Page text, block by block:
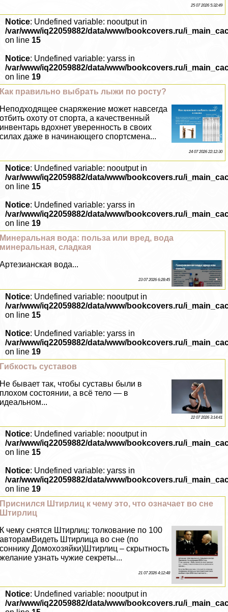
25 07 2026 5:32:49
Notice: Undefined variable: nooutput in
/var/www/iq22059882/data/www/bookcovers.ru/
on line 15
Notice: Undefined variable: yarss in
/var/www/iq22059882/data/www/bookcovers.ru/
on line 19
Как правильно выбрать лыжи по росту?
Неподходящее снаряжение может навсегда
отбить охоту от спорта, а качественный
инвентарь вдохнет уверенность в своих
силах даже в начинающего спортсмена...
24 07 2026 22:12:30
Notice: Undefined variable: nooutput in
/var/www/iq22059882/data/www/bookcovers.ru/
on line 15
Notice: Undefined variable: yarss in
/var/www/iq22059882/data/www/bookcovers.ru/
on line 19
Минеральная вода: польза или вред, вода
минеральная, сладкая
Артезианская вода...
23 07 2026 6:28:45
Notice: Undefined variable: nooutput in
/var/www/iq22059882/data/www/bookcovers.ru/
on line 15
Notice: Undefined variable: yarss in
/var/www/iq22059882/data/www/bookcovers.ru/
on line 19
Гибкость суставов
Не бывает так, чтобы суставы были в
плохом состоянии, а всё тело — в
идеальном...
22 07 2026 3:14:41
Notice: Undefined variable: nooutput in
/var/www/iq22059882/data/www/bookcovers.ru/
on line 15
Notice: Undefined variable: yarss in
/var/www/iq22059882/data/www/bookcovers.ru/
on line 19
Приснился Штирлиц к чему это, что означает во сне
Штирлиц
К чему снятся Штирлиц: толкование по 100
авторамВидеть Штирлица во сне (по
соннику Домохозяйки)Штирлиц – скрытность
желание узнать чужие секреты...
21 07 2026 4:12:48
Notice: Undefined variable: nooutput in
/var/www/iq22059882/data/www/bookcovers.ru/